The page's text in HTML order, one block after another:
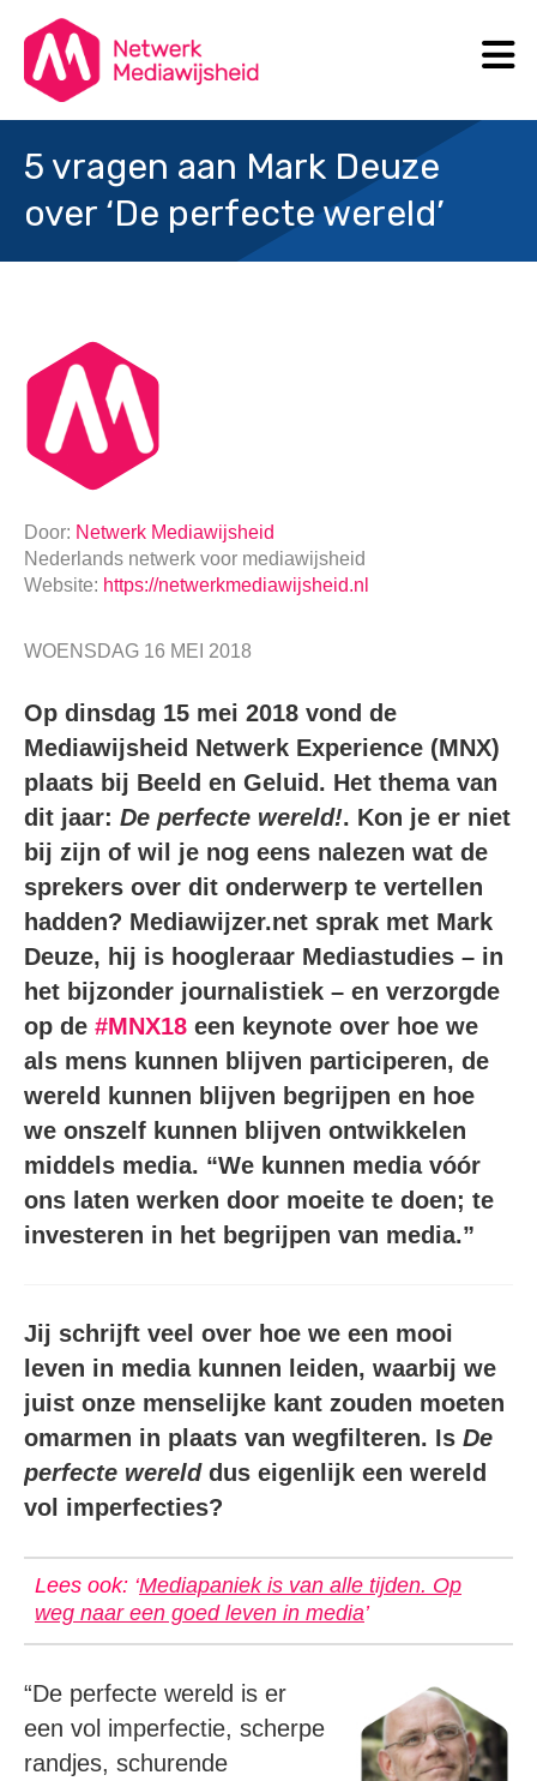
5 vragen aan Mark Deuze
over ‘De perfecte wereld’
Door: Netwerk Mediawijsheid
Nederlands netwerk voor mediawijsheid
Website: https://netwerkmediawijsheid.nl
WOENSDAG 16 MEI 2018
Op dinsdag 15 mei 2018 vond de
Mediawijsheid Netwerk Experience (MNX)
plaats bij Beeld en Geluid. Het thema van
dit jaar: De perfecte wereld!. Kon je er niet
bij zijn of wil je nog eens nalezen wat de
sprekers over dit onderwerp te vertellen
hadden? Mediawijzer.net sprak met Mark
Deuze, hij is hoogleraar Mediastudies – in
het bijzonder journalistiek – en verzorgde
op de #MNX18 een keynote over hoe we
als mens kunnen blijven participeren, de
wereld kunnen blijven begrijpen en hoe
we onszelf kunnen blijven ontwikkelen
middels media. “We kunnen media vóór
ons laten werken door moeite te doen; te
investeren in het begrijpen van media.”
Jij schrijft veel over hoe we een mooi
leven in media kunnen leiden, waarbij we
juist onze menselijke kant zouden moeten
omarmen in plaats van wegfilteren. Is De
perfecte werelddus eigenlijk een wereld
vol imperfecties?
Lees ook: ‘Mediapaniek is van alle tijden. Op
weg naar een goed leven in media’
“De perfecte wereld is er
een vol imperfectie, scherpe
randjes, schurende